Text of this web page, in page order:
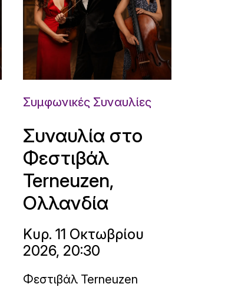
Συμφωνικές Συναυλίες
Συναυλία στο
Φεστιβάλ
Terneuzen,
Ολλανδία
Κυρ. 11 Οκτωβρίου
2026, 20:30
Φεστιβάλ Terneuzen